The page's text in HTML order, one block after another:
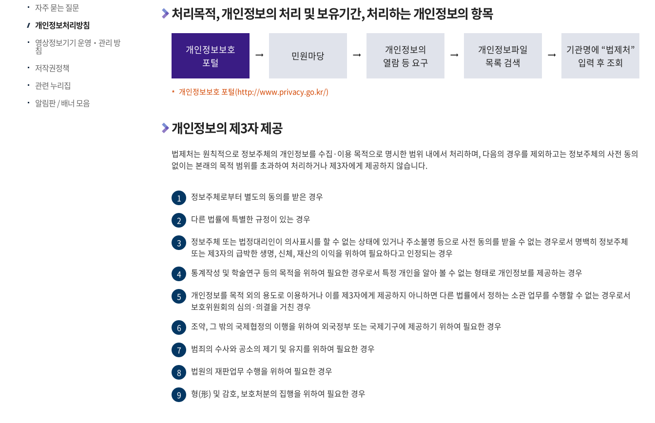
자주 묻는 질문
개인정보처리방침
영상정보기기 운영‧관리 방
침
저작권정책
관련 누리집
알림판 / 배너 모음
처리목적, 개인정보의 처리 및 보유기간, 처리하는 개인정보의 항목
개인정보보호
포털
민원마당
개인정보의
열람 등 요구
개인정보파일
목록 검색
기관명에 “법제처”
입력 후 조회
개인정보보호 포털(http://www.privacy.go.kr/)
개인정보의 제3자 제공
법제처는 원칙적으로 정보주체의 개인정보를 수집·이용 목적으로 명시한 범위 내에서 처리하며, 다음의 경우를 제외하고는 정보주체의 사전 동의
없이는 본래의 목적 범위를 초과하여 처리하거나 제3자에게 제공하지 않습니다.
1 정보주체로부터 별도의 동의를 받은 경우
2 다른 법률에 특별한 규정이 있는 경우
3
정보주체 또는 법정대리인이 의사표시를 할 수 없는 상태에 있거나 주소불명 등으로 사전 동의를 받을 수 없는 경우로서 명백히 정보주체
또는 제3자의 급박한 생명, 신체, 재산의 이익을 위하여 필요하다고 인정되는 경우
4
통계작성 및 학술연구 등의 목적을 위하여 필요한 경우로서 특정 개인을 알아 볼 수 없는 형태로 개인정보를 제공하는 경우
5
개인정보를 목적 외의 용도로 이용하거나 이를 제3자에게 제공하지 아니하면 다른 법률에서 정하는 소관 업무를 수행할 수 없는 경우로서
보호위원회의 심의·의결을 거친 경우
6
조약, 그 밖의 국제협정의 이행을 위하여 외국정부 또는 국제기구에 제공하기 위하여 필요한 경우
7 범죄의 수사와 공소의 제기 및 유지를 위하여 필요한 경우
8 법원의 재판업무 수행을 위하여 필요한 경우
9 형(形) 및 감호, 보호처분의 집행을 위하여 필요한 경우